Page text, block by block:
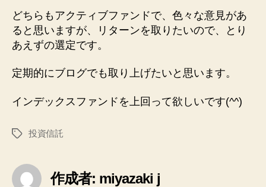
どちらもアクティブファンドで、色々な意見があ
ると思いますが、リターンを取りたいので、とり
あえずの選定です。
定期的にブログでも取り上げたいと思います。
インデックスファンドを上回って欲しいです(^^)
タ
投資信託
作成者: miyazaki j